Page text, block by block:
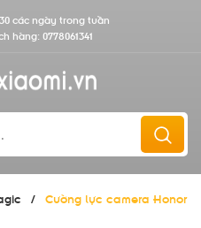
các ngày trong tuần
hàng: 0778061341
/ Cường lực camera Honor